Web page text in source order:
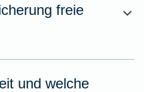
freie
und welche